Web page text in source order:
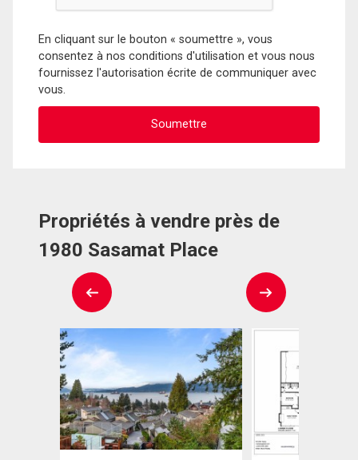
En cliquant sur le bouton « soumettre », vous
consentez à nos conditions d'utilisation et vous nous
fournissez l'autorisation écrite de communiquer avec
vous.
Propriétés à vendre près de
1980 Sasamat Place